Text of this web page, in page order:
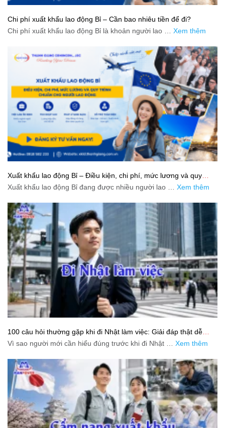
Chi phí xuất khẩu lao động Bỉ – Cần bao nhiêu tiền để đi?
Chi phí xuất khẩu lao động Bỉ là khoản người lao … Xem thêm
Xuất khẩu lao động Bỉ – Điều kiện, chi phí, mức lương và quy
trình chuẩn cho người lao động
Xuất khẩu lao động Bỉ đang được nhiều người lao … Xem thêm
100 câu hỏi thường gặp khi đi Nhật làm việc: Giải đáp thật dễ
hiểu cho người mới bắt đầu
Vì sao người mới cần hiểu đúng trước khi đi Nhật … Xem thêm